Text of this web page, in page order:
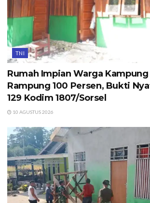
TNI
Rumah Impian Warga Kampung
Rampung 100 Persen, Bukti
129 Kodim 1807/Sorsel
10 AGUSTUS 2026